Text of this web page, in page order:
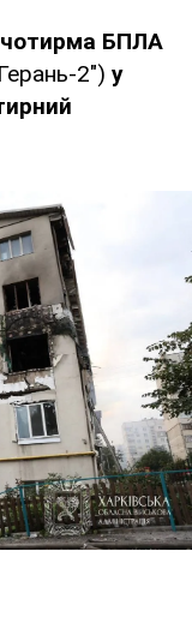
чотирма БПЛА
2") у